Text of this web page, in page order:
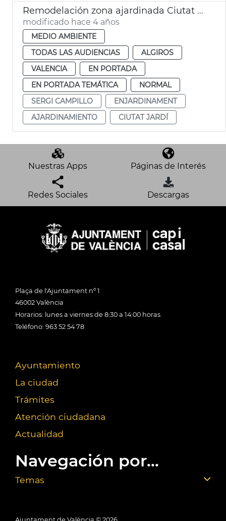
Remodelación zona ajardinada Ciutat Jardí
modificado hace 4 años
MEDIO AMBIENTE
TODAS LAS AUDIENCIAS
ALGIROS
VALENCIA
EN PORTADA
EN PORTADA TEMÁTICA
NORMAL
SERGI CAMPILLO
ENJARDINAMENT
AJARDINAMIENTO
CIUTAT JARDÍ
Nuestras Apps Páginas de Interés
Redes Sociales Descargas
Plaça de l'Ajuntament nº 1
46002 València
Horarios: lunes a viernes de 8:30 a 14:00 horas
Teléfono: 963 52 54 78
Ayuntamiento
La ciudad
Trámites
Atención ciudadana
Actualidad
Navegación por...
Temas